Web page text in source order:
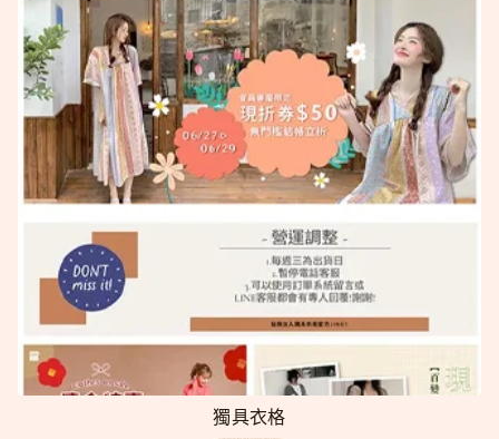
獨具衣格